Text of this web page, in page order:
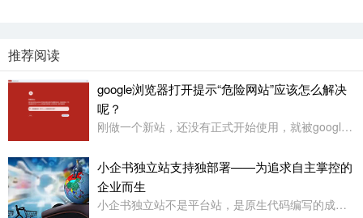
推荐阅读
google浏览器打开提示“危险网站”应该怎么解决
呢？
刚做一个新站，还没有正式开始使用，就被google浏览器定义为“危险网站”了，其它浏览器没有任何提示或影响
小企书独立站支持独部署——为追求自主掌控的
企业而生
小企书独立站不是平台站，是原生代码编写的成品站。不依赖于任何第三方平台，所以是支持客户自行购买服务器，并把网站搭建在自己的服务器上使用！